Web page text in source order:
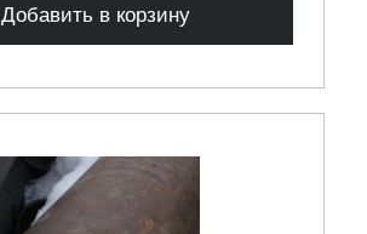
Добавить в корзину